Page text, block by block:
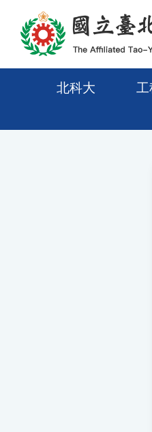
移至網頁之主要內容區位置
北科大 工